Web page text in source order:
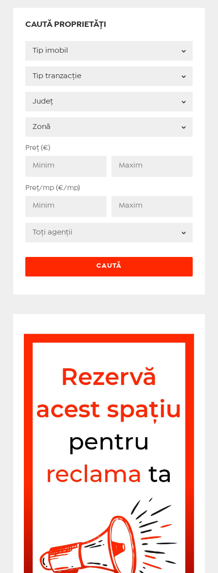
CAUTĂ PROPRIETĂȚI
Preț (€)
Preț/mp (€/mp)